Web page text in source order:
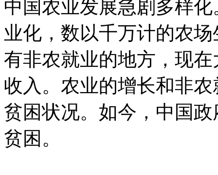
中国农业发展急剧多样
业化，数以千万计的农
有非农就业的地方，现
收入。农业的增长和非
贫困状况。如今，中国
贫困。